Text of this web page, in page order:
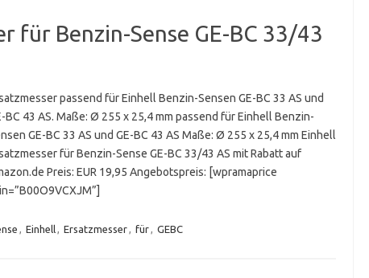
für Benzin-Sense GE-BC 33/43
passend für Einhell Benzin-Sensen GE-BC 33 AS und
BC 43 AS. Maße: Ø 255 x 25,4 mm passend für Einhell Benzin-
GE-BC 33 AS und GE-BC 43 AS Maße: Ø 255 x 25,4 mm Einhell
für Benzin-Sense GE-BC 33/43 AS mit Rabatt auf
Preis: EUR 19,95 Angebotspreis: [wpramaprice
, Einhell, Ersatzmesser, für, GEBC